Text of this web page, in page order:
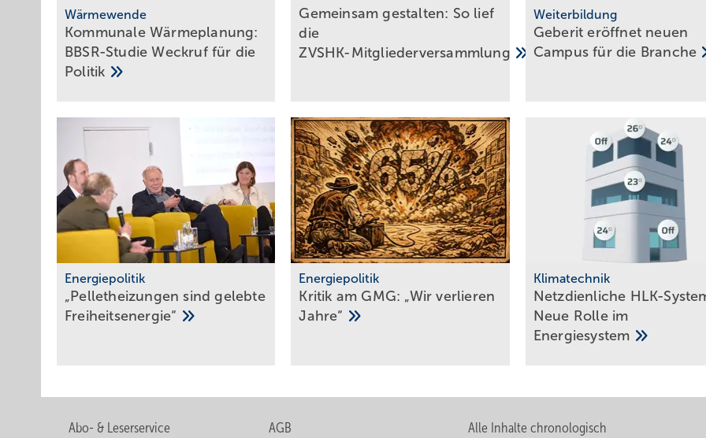
Wärmewende
Kommunale Wärme­pla­nung:
BBSR-Studie Weck­ruf für die
Poli­tik
Ge meinsam gestalten: So lief
die
ZVSHK-Mitgliederversammlung
Weiterbildung
Geberit eröffnet neuen
Campus für die Branche
Energiepolitik
„Pelletheizungen sind gelebte
Frei­heits­energie“
Energiepolitik
Kritik am GMG: „Wir verlieren
Jahre“
Klimatechnik
Netzdienliche HLK-
Neue Rol­le im
En­er­gie­sys­tem
Abo- & Leserservice AGB Alle Inhalte chronologisch